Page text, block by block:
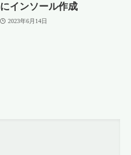
にインソール作成
2023年6月14日